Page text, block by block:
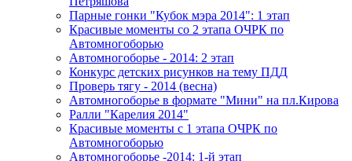
Парные гонки "Кубок мэра 2014": 1 этап
Красивые моменты со 2 этапа ОЧРК по
Автомногоборью
Автомногоборье - 2014: 2 этап
Конкурс детских рисунков на тему ПДД
Проверь тягу - 2014 (весна)
Автомногоборье в формате "Мини" на пл.Кирова
Ралли "Карелия 2014"
Красивые моменты с 1 этапа ОЧРК по
Автомногоборью
Автомногоборье -2014: 1-й этап